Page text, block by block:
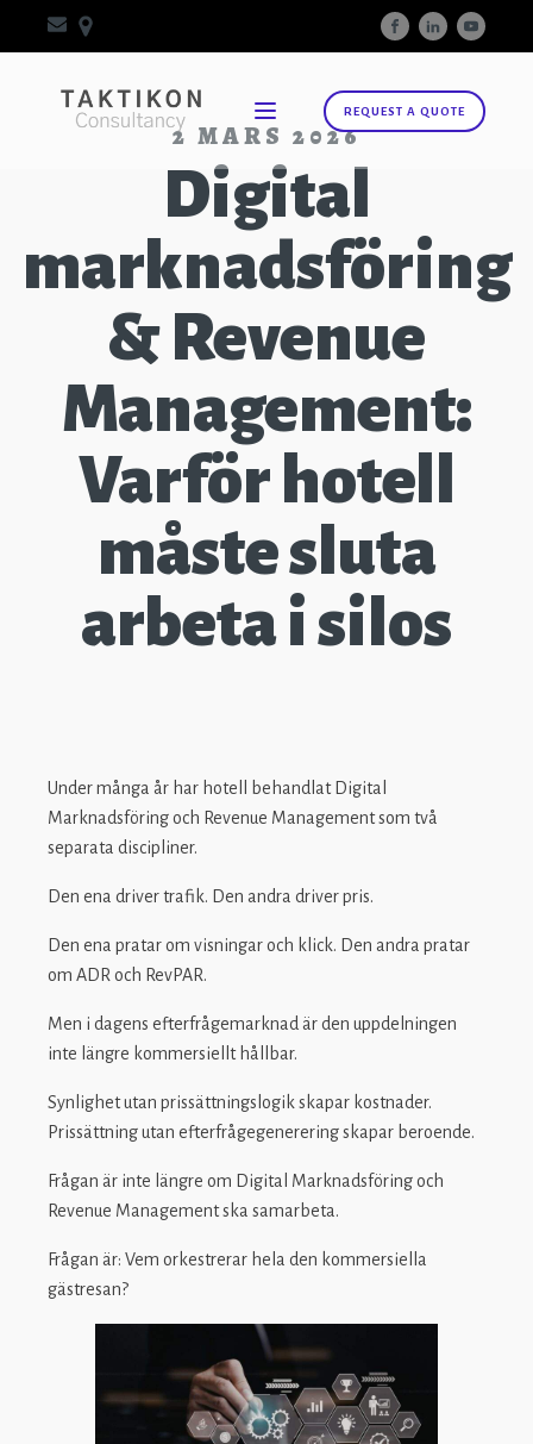
REQUEST A QUOTE
2 MARS 2026
Digital
marknadsföring
& Revenue
Management:
Varför hotell
måste sluta
arbeta i silos
Under många år har hotell behandlat Digital
Marknadsföring och Revenue Management som två
separata discipliner.
Den ena driver trafik. Den andra driver pris.
Den ena pratar om visningar och klick. Den andra pratar
om ADR och RevPAR.
Men i dagens efterfrågemarknad är den uppdelningen
inte längre kommersiellt hållbar.
Synlighet utan prissättningslogik skapar kostnader.
Prissättning utan efterfrågegenerering skapar beroende.
Frågan är inte längre om Digital Marknadsföring och
Revenue Management ska samarbeta.
Frågan är: Vem orkestrerar hela den kommersiella
gästresan?